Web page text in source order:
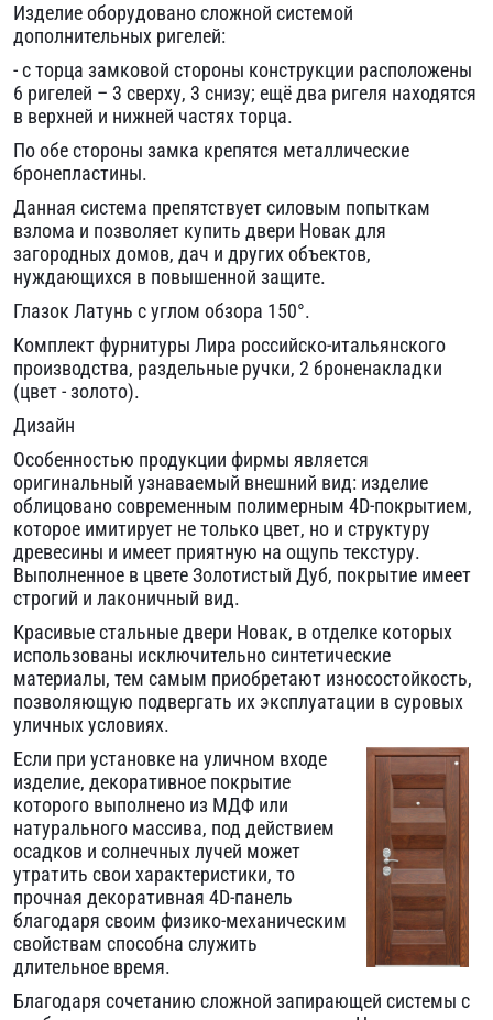
Изделие оборудовано сложной системой
дополнительных ригелей:
- с торца замковой стороны конструкции расположены
6 ригелей – 3 сверху, 3 снизу; ещё два ригеля находятся
в верхней и нижней частях торца.
По обе стороны замка крепятся металлические
бронепластины.
Данная система препятствует силовым попыткам
взлома и позволяет купить двери Новак для
загородных домов, дач и других объектов,
нуждающихся в повышенной защите.
Глазок Латунь с углом обзора 150°.
Комплект фурнитуры Лира российско-итальянского
производства, раздельные ручки, 2 броненакладки
(цвет - золото).
Дизайн
Особенностью продукции фирмы является
оригинальный узнаваемый внешний вид: изделие
облицовано современным полимерным 4D-покрытием,
которое имитирует не только цвет, но и структуру
древесины и имеет приятную на ощупь текстуру.
Выполненное в цвете Золотистый Дуб, покрытие имеет
строгий и лаконичный вид.
Красивые стальные двери Новак, в отделке которых
использованы исключительно синтетические
материалы, тем самым приобретают износостойкость,
позволяющую подвергать их эксплуатации в суровых
уличных условиях.
Если при установке на уличном входе
изделие, декоративное покрытие
которого выполнено из МДФ или
натурального массива, под действием
осадков и солнечных лучей может
утратить свои характеристики, то
прочная декоративная 4D-панель
благодаря своим физико-механическим
свойствам способна служить
длительное время.
Благодаря сочетанию сложной запирающей системы с